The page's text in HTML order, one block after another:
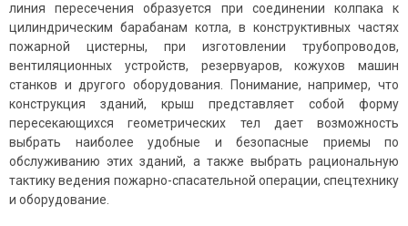
линия пересечения образуется при соединении колпака к
цилиндрическим барабанам котла, в конструктивных частях
пожарной цистерны, при изготовлении трубопроводов,
вентиляционных устройств, резервуаров, кожухов машин
станков и другого оборудования. Понимание, например, что
конструкция зданий, крыш представляет собой форму
пересекающихся геометрических тел дает возможность
выбрать наиболее удобные и безопасные приемы по
обслуживанию этих зданий, а также выбрать рациональную
тактику ведения пожарно-спасательной операции, спецтехнику
и оборудование.